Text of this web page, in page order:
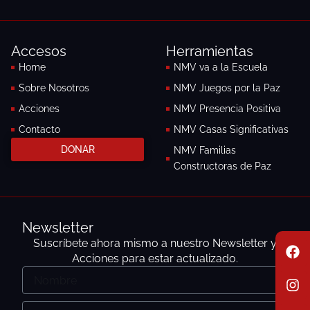
a
e
b
n
t
a
n
e
l
r
a
Accesos
Home
Sobre Nosotros
Acciones
Contacto
DONAR
Herramientas
NMV va a la Escuela
NMV Juegos por la Paz
NMV Presencia Positiva
NMV Casas Significativas
NMV Familias
Constructoras de Paz
Newsletter
Suscríbete ahora mismo a nuestro Newsletter y
Acciones para estar actualizado.
Nombre
Email